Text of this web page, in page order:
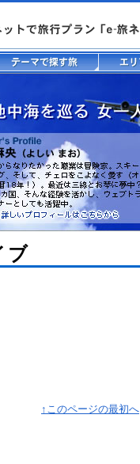
ブ
↑このページの最初へ